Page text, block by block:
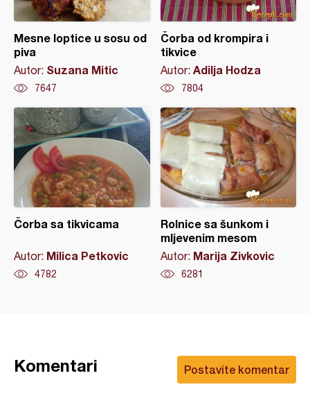
Mesne loptice u sosu od
piva
Autor: Suzana Mitic
7647
Čorba od krompira i
tikvice
Autor: Adilja Hodza
7804
Čorba sa tikvicama
Autor: Milica Petkovic
4782
Rolnice sa šunkom i
mljevenim mesom
Autor: Marija Zivkovic
6281
Postavite komentar
Komentari